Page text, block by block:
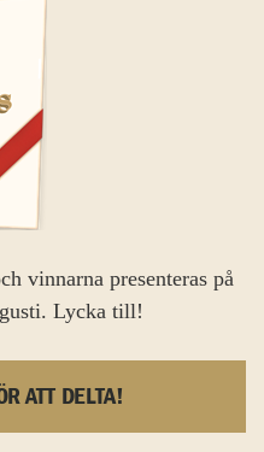
vinnarna presenteras på
Lycka till!
ATT DELTA!